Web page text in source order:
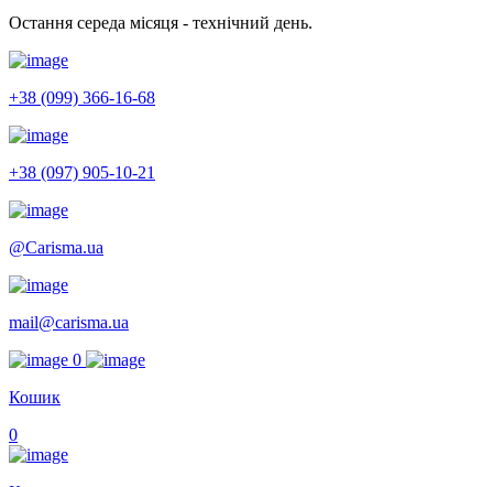
Остання середа місяця - технічний день.
+38 (099) 366-16-68
+38 (097) 905-10-21
@Carisma.ua
mail@carisma.ua
0
Кошик
0